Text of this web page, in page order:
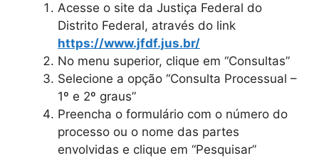
Acesse o site da Justiça Federal do
Distrito Federal, através do link
https://www.jfdf.jus.br/
No menu superior, clique em “Consultas”
Selecione a opção “Consulta Processual –
1º e 2º graus”
Preencha o formulário com o número do
processo ou o nome das partes
envolvidas e clique em “Pesquisar”